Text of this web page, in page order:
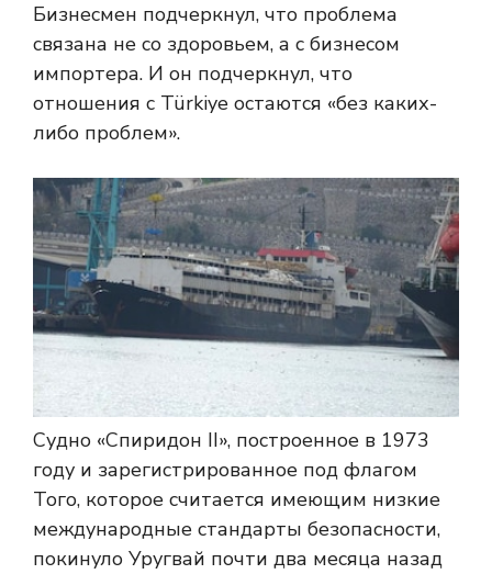
Бизнесмен подчеркнул, что проблема
связана не со здоровьем, а с бизнесом
импортера. И он подчеркнул, что
отношения с Türkiye остаются «без каких-
либо проблем».
Судно «Спиридон II», построенное в 1973
году и зарегистрированное под флагом
Того, которое считается имеющим низкие
международные стандарты безопасности,
покинуло Уругвай почти два месяца назад